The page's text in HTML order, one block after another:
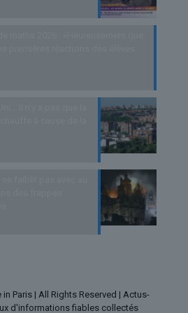
Paris | All Rights Reserved | Actus-
d'informations fiables collectés